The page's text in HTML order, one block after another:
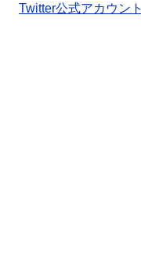
Twitter公式アカウント